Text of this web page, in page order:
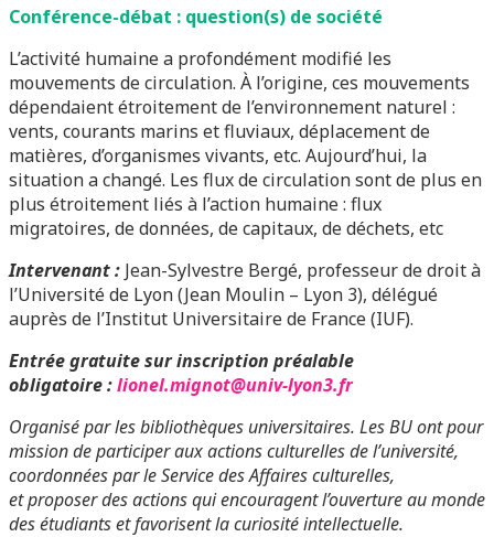
Conférence-débat : question(s) de société
L’activité humaine a profondément modifié les
mouvements de circulation. À l’origine, ces mouvements
dépendaient étroitement de l’environnement naturel :
vents, courants marins et fluviaux, déplacement de
matières, d’organismes vivants, etc. Aujourd’hui, la
situation a changé. Les flux de circulation sont de plus en
plus étroitement liés à l’action humaine : flux
migratoires, de données, de capitaux, de déchets, etc
Intervenant : Jean-Sylvestre Bergé, professeur de droit à
l’Université de Lyon (Jean Moulin – Lyon 3), délégué
auprès de l’Institut Universitaire de France (IUF).
Entrée gratuite sur inscription préalable
obligatoire :lionel.mignot@univ-lyon3.fr
Organisé par les bibliothèques universitaires. Les BU ont pour
mission de participer aux actions culturelles de l’université,
coordonnées par le Service des Affaires culturelles,
et proposer des actions qui encouragent l’ouverture au monde
des étudiants et favorisent la curiosité intellectuelle.